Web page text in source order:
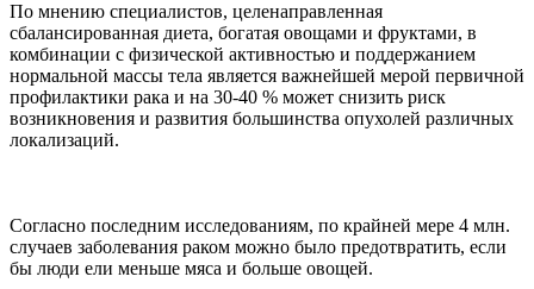
По мнению специалистов, целенаправленная
сбалансированная диета, богатая овощами и фруктами, в
комбинации с физической активностью и поддержанием
нормальной массы тела являетcя важнейшей мерой первичной
профилактики рака и на 30-40 % может снизить риск
возникновения и развития большинства опухолей различных
локализаций.
Согласно последним исследованиям, по крайней мере 4 млн.
случаев заболевания раком можно было предотвратить, если
бы люди ели меньше мяса и больше овощей.